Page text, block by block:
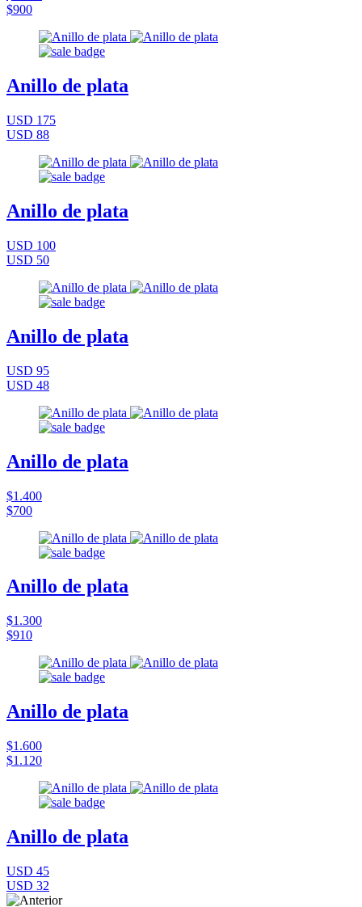
$900
Anillo de plata
USD 175
USD 88
Anillo de plata
USD 100
USD 50
Anillo de plata
USD 95
USD 48
Anillo de plata
$1.400
$700
Anillo de plata
$1.300
$910
Anillo de plata
$1.600
$1.120
Anillo de plata
USD 45
USD 32